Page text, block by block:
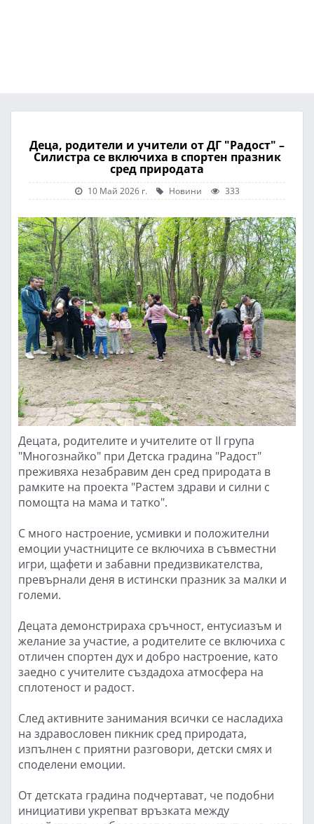
Деца, родители и учители от ДГ "Радост" –
Силистра се включиха в спортен празник
сред природата
10 Май 2026 г. Новини 333
Децата, родителите и учителите от II група
"Многознайко" при Детска градина "Радост"
преживяха незабравим ден сред природата в
рамките на проекта "Растем здрави и силни с
помощта на мама и татко".
С много настроение, усмивки и положителни
емоции участниците се включиха в съвместни
игри, щафети и забавни предизвикателства,
превърнали деня в истински празник за малки и
големи.
Децата демонстрираха сръчност, ентусиазъм и
желание за участие, а родителите се включиха с
отличен спортен дух и добро настроение, като
заедно с учителите създадоха атмосфера на
сплотеност и радост.
След активните занимания всички се насладиха
на здравословен пикник сред природата,
изпълнен с приятни разговори, детски смях и
споделени емоции.
От детската градина подчертават, че подобни
инициативи укрепват връзката между